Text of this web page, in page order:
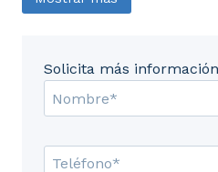
6.3. Tablas de una y dos
UD8. Macros.
8.1. Grabación de
8.2. Reproducción de
Solicita más